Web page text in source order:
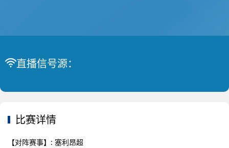
直播信号源：
比赛详情
【对阵赛事】: 塞利昂超